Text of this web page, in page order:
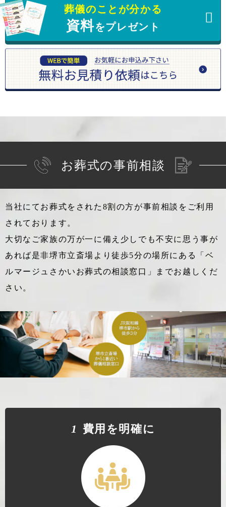
葬儀のことが分かる
資料をプレゼント
お葬式の事前相談
当社にてお葬式をされた8割の方が事前相談をご利用
されております。
大切なご家族の万が一に備え少しでも不安に思う事が
あれば是非堺市立斎場より徒歩5分の場所にある「ベ
ルマージュさかいお葬式の相談窓口」までお越しくだ
さい。
1 費⽤を明確に